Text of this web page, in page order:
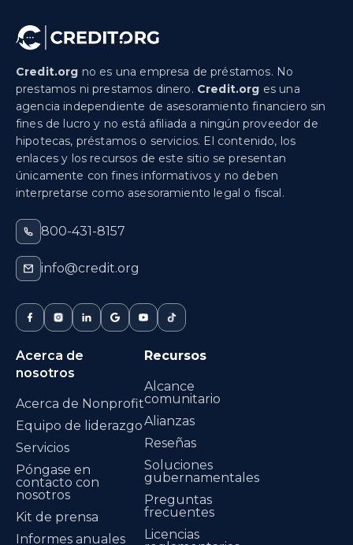
Credit.org no es una empresa de préstamos. No
prestamos ni prestamos dinero. Credit.org es una
agencia independiente de asesoramiento financiero sin
fines de lucro y no está afiliada a ningún proveedor de
hipotecas, préstamos o servicios. El contenido, los
enlaces y los recursos de este sitio se presentan
únicamente con fines informativos y no deben
interpretarse como asesoramiento legal o fiscal.
800-431-8157
info@credit.org
Acerca de
nosotros
Acerca de Nonprofit
Equipo de liderazgo
Servicios
Póngase en
contacto con
nosotros
Kit de prensa
Informes anuales
Recursos
Alcance
comunitario
Alianzas
Reseñas
Soluciones
gubernamentales
Preguntas
frecuentes
Licencias